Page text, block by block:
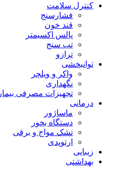
کنترل سلامت
فشارسنج
قند خون
پالس اکسیمتر
تب سنج
ترازو
توانبخشی
واکر و ویلچر
نگهداری
تجهیزات مصرفی بیمار
درمانی
ماساژور
دستگاه بخور
تشک مواج و برقی
ارتوپدی
زیبایی
بهداشتی